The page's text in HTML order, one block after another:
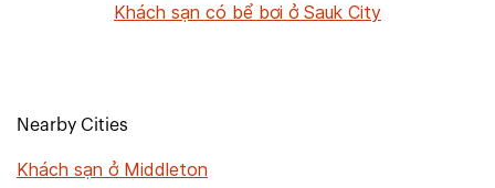
Khách sạn có bể bơi ở Sauk City
Nearby Cities
Khách sạn ở Middleton